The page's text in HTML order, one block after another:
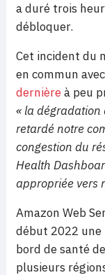
a duré trois
débloquer.
Cet incident du
en commun
dernièreà peu
« la dégradation
retardé notre
congestion du
Health
appropriée vers
Amazon Web
début 2022 une
bord de santé
plusieurs